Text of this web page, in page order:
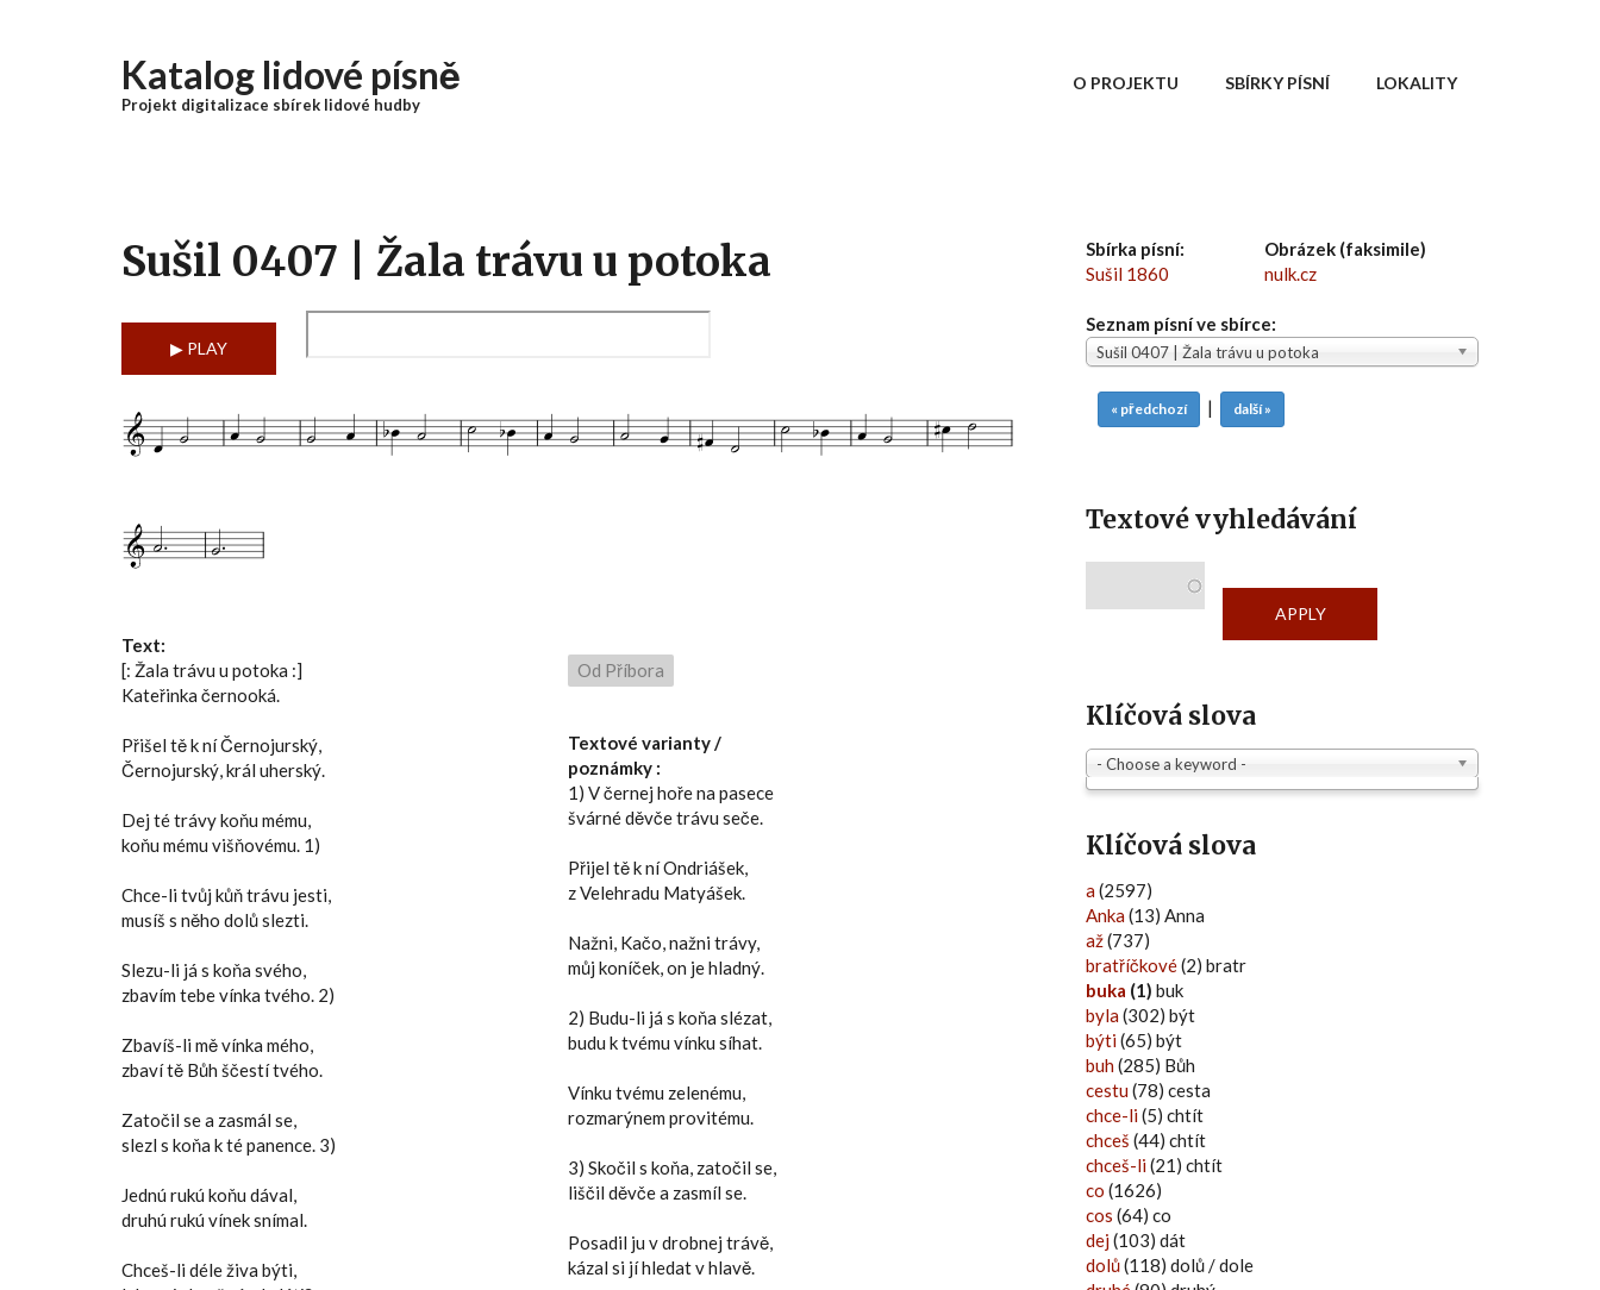
Katalog lidové písně
Projekt digitalizace sbírek lidové hudby
O PROJEKTU SBÍRKY PÍSNÍ LOKALITY
Sušil 0407 | Žala trávu u potoka
Text:
[: Žala trávu u potoka :]
Kateřinka černooká.
Přišel tě k ní Černojurský,
Černojurský, král uherský.
Dej té trávy koňu mému,
koňu mému višňovému. 1)
Chce-li tvůj kůň trávu jesti,
musíš s něho dolů slezti.
Slezu-li já s koňa svého,
zbavím tebe vínka tvého. 2)
Zbavíš-li mě vínka mého,
zbaví tě Bůh ščestí tvého.
Zatočil se a zasmál se,
slezl s koňa k té panence. 3)
Jednú rukú koňu dával,
druhú rukú vínek snímal.
Chceš-li déle živa býti,
Od Příbora
Textové varianty /
poznámky :
1) V černej hoře na pasece
švárné děvče trávu seče.
Přijel tě k ní Ondriášek,
z Velehradu Matyášek.
Nažni, Kačo, nažni trávy,
můj koníček, on je hladný.
2) Budu-li já s koňa slézat,
budu k tvému vínku síhat.
Vínku tvému zelenému,
rozmarýnem provitému.
3) Skočil s koňa, zatočil se,
liščil děvče a zasmíl se.
Posadil ju v drobnej trávě,
kázal si jí hledat v hlavě.
Sbírka písní:
Sušil 1860
Obrázek (faksimile)
nulk.cz
Seznam písní ve sbírce:
Sušil 0407 | Žala trávu u potoka
« předchozí | další »
Textové vyhledávání
Klíčová slova
- Choose a keyword -
Klíčová slova
a(2597)
Anka(13) Anna
až(737)
bratříčkové(2) bratr
buka (1) buk
byla(302) být
býti(65) být
buh(285) Bůh
cestu(78) cesta
chce-li(5) chtít
chceš (44) chtít
chceš-li(21) chtít
co (1626)
cos (64) co
dej(103) dát
dolů(118) dolů / dole